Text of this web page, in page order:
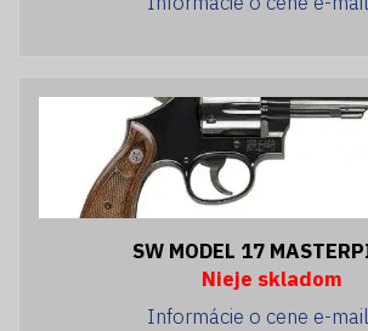
SW MODEL 17
Nieje skladom
Informácie o cene e-